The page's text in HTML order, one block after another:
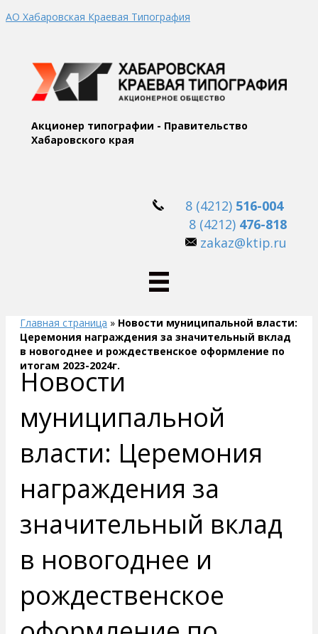
АО Хабаровская Краевая Типография
Акционер типографии - Правительство
Хабаровского края
8 (4212) 516-004
8 (4212) 476-818
zakaz@ktip.ru
Главная страница » Новости муниципальной власти:
Церемония награждения за значительный вклад
в новогоднее и рождественское оформление по
итогам 2023-2024г.
Новости
муниципальной
власти: Церемония
награждения за
значительный вклад
в новогоднее и
рождественское